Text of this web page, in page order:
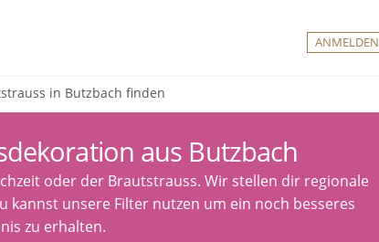
ANMELDEN
in Butzbach finden
aus Butzbach
oder der Brautstrauss. Wir stellen dir regionale
kannst unsere Filter nutzen um ein noch besseres
zu erhalten.